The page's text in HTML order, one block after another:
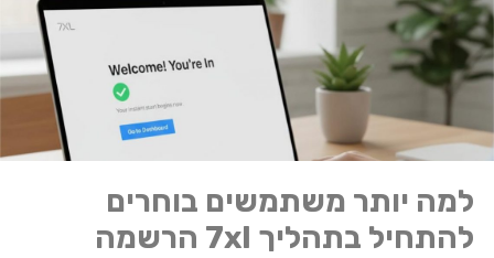
למה יותר משתמשים בוחרים
להתחיל בתהליך 7xl הרשמה